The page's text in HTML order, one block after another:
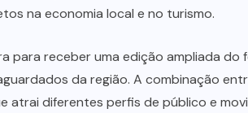
na economia local e no turismo.
para receber uma edição ampliada do
da região. A combinação
atrai diferentes perfis de público e